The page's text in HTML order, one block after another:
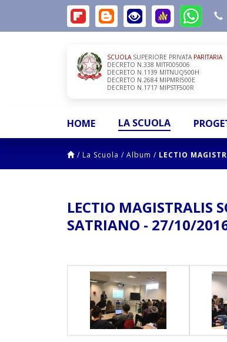
SCUOLASUPERIORE PRIVATA PARITARIA
DECRETO N.338 MITF005006
DECRETO N.1139 MITNUQ500H
DECRETO N.2684 MIPMRI500E
DECRETO N.1717 MIPSTF500R
HOME LA SCUOLA
/ La Scuola / Album / LECTIO
LECTIO MAGISTRALIS
SATRIANO - 27/10/